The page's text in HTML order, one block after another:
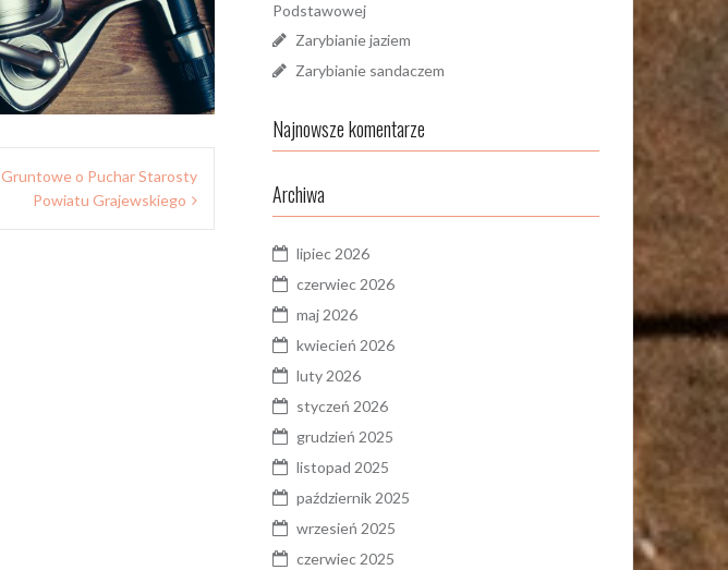
o Puchar Starosty
Powiatu Grajewskiego
Podstawowej
Zarybianie jaziem
Zarybianie sandaczem
Najnowsze komentarze
Archiwa
lipiec 2026
czerwiec 2026
maj 2026
kwiecień 2026
luty 2026
styczeń 2026
grudzień 2025
listopad 2025
październik 2025
wrzesień 2025
czerwiec 2025